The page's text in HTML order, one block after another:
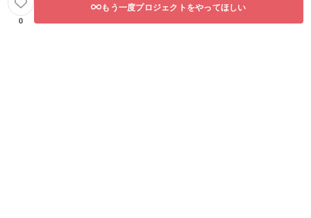
0
もう一度プロジェクトをやってほしい